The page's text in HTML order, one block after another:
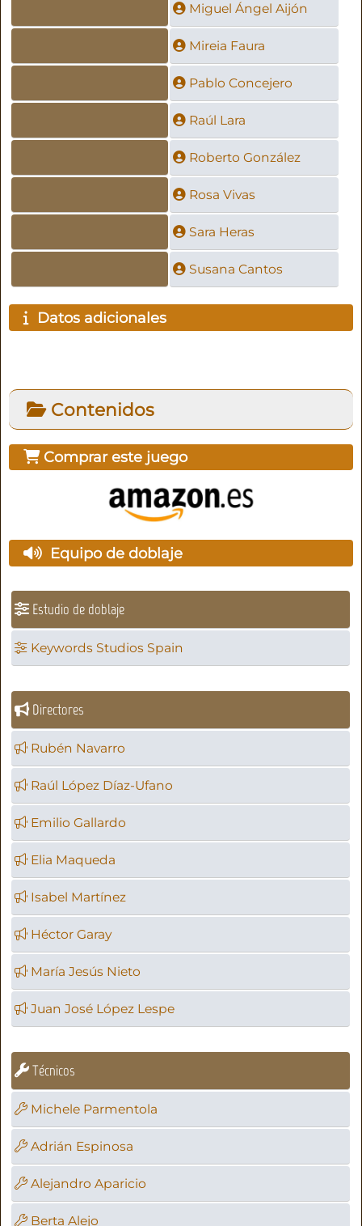
Miguel Ángel Aijón
Mireia Faura
Pablo Concejero
Raúl Lara
Roberto González
Rosa Vivas
Sara Heras
Susana Cantos
Datos adicionales
Contenidos
Comprar este juego
Equipo de doblaje
Estudio de doblaje
Keywords Studios Spain
Directores
Rubén Navarro
Raúl López Díaz-Ufano
Emilio Gallardo
Elia Maqueda
Isabel Martínez
Héctor Garay
María Jesús Nieto
Juan José López Lespe
Técnicos
Michele Parmentola
Adrián Espinosa
Alejandro Aparicio
Berta Alejo